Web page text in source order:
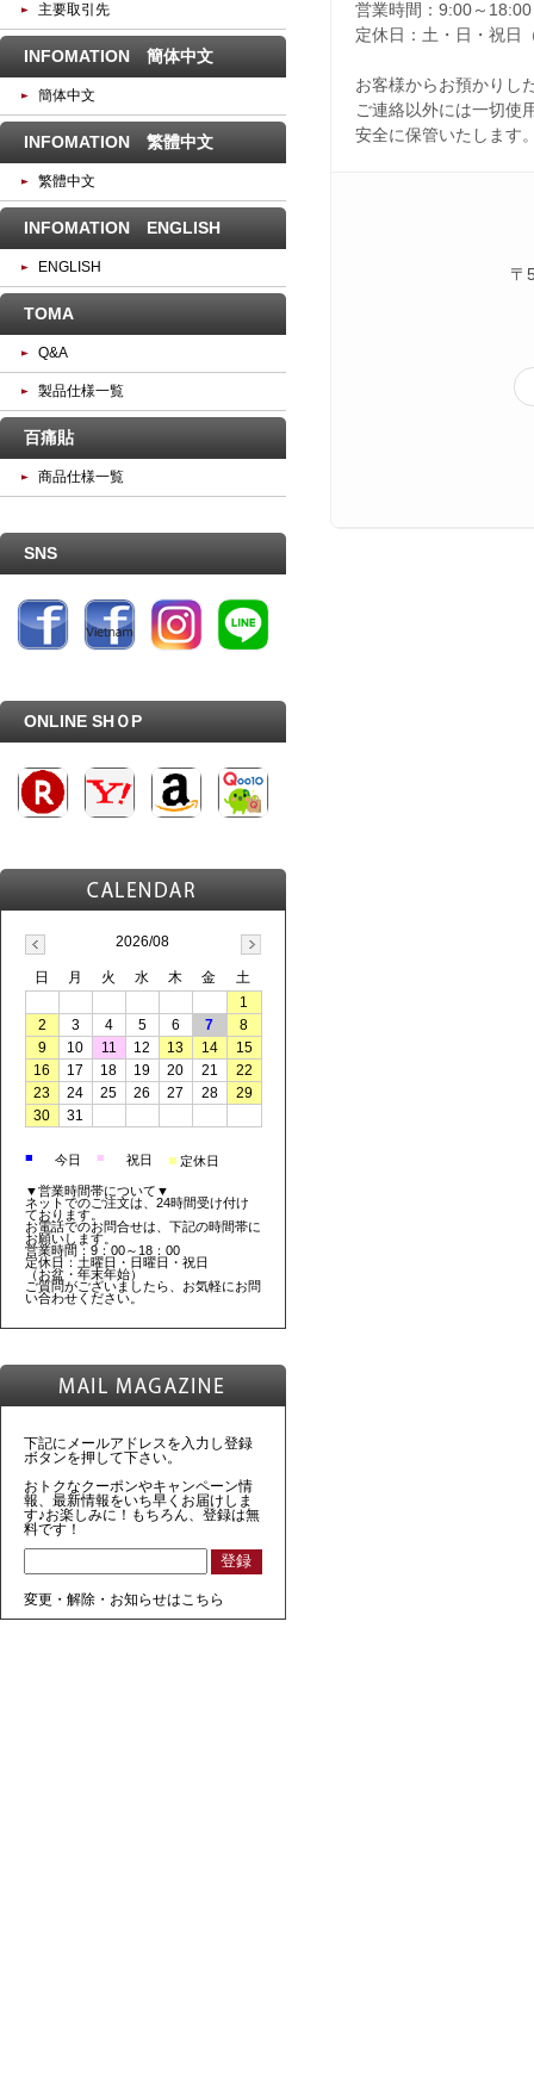
営業時間： 9:00～18:00
定休日： 土・日・祝日
お客様からお預かりし
ご連絡以外には一切使
安全に保管いたします
〒
主要取引先
INFOMATION 簡体中文
簡体中文
INFOMATION 繁體中文
繁體中文
INFOMATION ENGLISH
ENGLISH
TOMA
Q&A
製品仕様一覧
百痛貼
商品仕様一覧
SNS
ONLINE SHＯP
2026/08
日 月 火 水 木 金
土
1
2
3 4 5 6 7
8
9
10 11 12 13 14
15
16
17 18 19 20 21
22
23
24 25 26 27 28
29
30
31
■ 今日 ■ 祝日 ■ 定休日
▼営業時間帯について▼
ネットでのご注文は、24時間受け付け
ております。
お電話でのお問合せは、下記の時間帯に
お願いします。
営業時間：9：00～18：00
定休日：土曜日・日曜日・祝日
（お盆・年末年始）
ご質問がございましたら、お気軽にお問
い合わせください。
下記にメールアドレスを入力し登録
ボタンを押して下さい。
おトクなクーポンやキャンペーン情
報、最新情報をいち早くお届けしま
す♪お楽しみに！もちろん、登録は無
料です！
変更・解除・お知らせはこちら